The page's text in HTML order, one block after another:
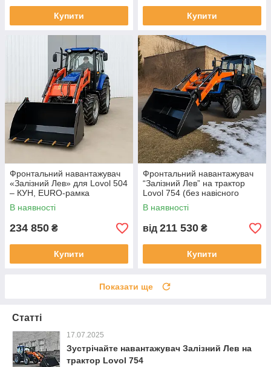
Купити Купити
Фронтальний навантажувач
«Залізний Лев» для Lovol 504
– КУН, EURO‑рамка
В наявності
234 850 ₴
Купити
Фронтальний навантажувач
“Залізний Лев” на трактор
Lovol 754 (без навісного
обладнання)
В наявності
від 211 530 ₴
Купити
Показати ще
Статті
17.07.2025
Зустрічайте навантажувач Залізний Лев на
трактор Lovol 754